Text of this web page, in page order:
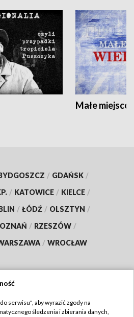
Małe
/ GDAŃSK /
/ KATOWICE / KIELCE /
/ ŁÓDŹ / OLSZTYN /
/ RZESZÓW /
/ WROCŁAW
TVP
serwisu", aby wyrazić zgody na
śledzenia i zbierania danych,